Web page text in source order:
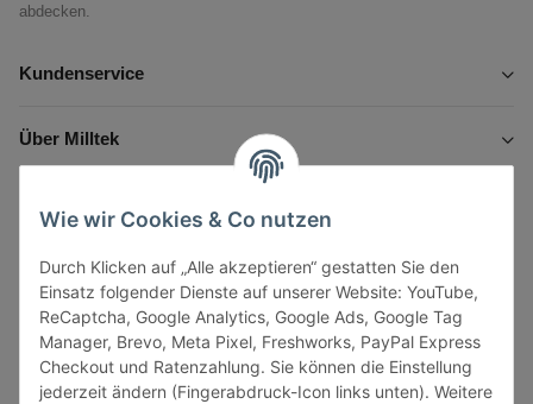
Wie wir Cookies & Co nutzen
Durch Klicken auf „Alle akzeptieren“ gestatten Sie den
Einsatz folgender Dienste auf unserer Website: YouTube,
ReCaptcha, Google Analytics, Google Ads, Google Tag
Manager, Brevo, Meta Pixel, Freshworks, PayPal Express
Checkout und Ratenzahlung. Sie können die Einstellung
jederzeit ändern (Fingerabdruck-Icon links unten). Weitere
abdecken.
Kundenservice
Über Milltek
Gesetzliche Informationen